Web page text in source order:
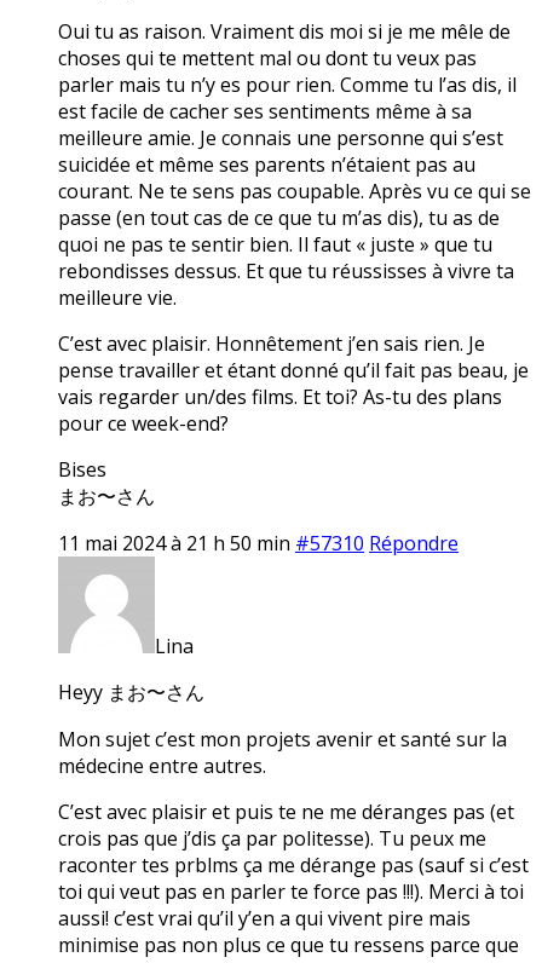
Oui tu as raison. Vraiment dis moi si je me mêle de
choses qui te mettent mal ou dont tu veux pas
parler mais tu n’y es pour rien. Comme tu l’as dis, il
est facile de cacher ses sentiments même à sa
meilleure amie. Je connais une personne qui s’est
suicidée et même ses parents n’étaient pas au
courant. Ne te sens pas coupable. Après vu ce qui se
passe (en tout cas de ce que tu m’as dis), tu as de
quoi ne pas te sentir bien. Il faut « juste » que tu
rebondisses dessus. Et que tu réussisses à vivre ta
meilleure vie.
C’est avec plaisir. Honnêtement j’en sais rien. Je
pense travailler et étant donné qu’il fait pas beau, je
vais regarder un/des films. Et toi? As-tu des plans
pour ce week-end?
Bises
まお〜さん
11 mai 2024 à 21 h 50 min #57310 Répondre
Lina
Heyy まお〜さん
Mon sujet c’est mon projets avenir et santé sur la
médecine entre autres.
C’est avec plaisir et puis te ne me déranges pas (et
crois pas que j’dis ça par politesse). Tu peux me
raconter tes prblms ça me dérange pas (sauf si c’est
toi qui veut pas en parler te force pas !!!). Merci à toi
aussi! c’est vrai qu’il y’en a qui vivent pire mais
minimise pas non plus ce que tu ressens parce que